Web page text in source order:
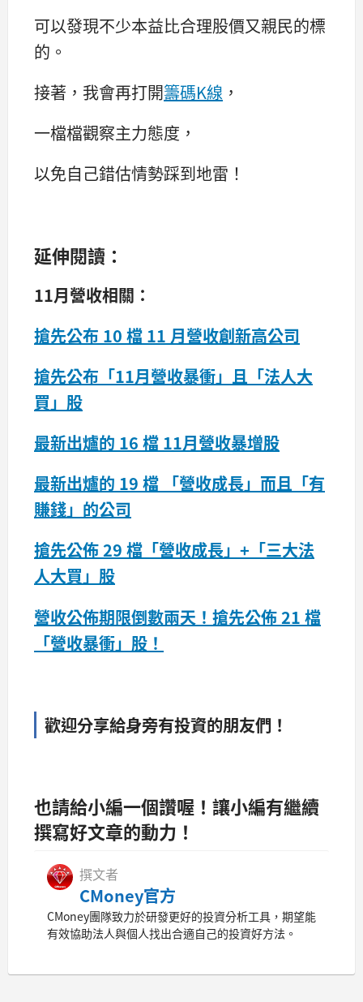
可以發現不少本益比合理股價又親民的標
的。
接著，我會再打開籌碼K線 ，
一檔檔觀察主力態度，
以免自己錯估情勢踩到地雷！
延伸閱讀：
11月營收相關：
搶先公布 10 檔 11 月營收創新高公司
搶先公布「11月營收暴衝」且「法人大
買」股
最新出爐的 16 檔 11月營收暴增股
最新出爐的 19 檔 「營收成長」而且「有
賺錢」的公司
搶先公佈 29 檔「營收成長」+「三大法
人大買」股
營收公佈期限倒數兩天！搶先公佈 21 檔
「營收暴衝」股！
歡迎分享給身旁有投資的朋友們！
也請給小編一個讚喔！讓小編有繼續
撰寫好文章的動力！
撰文者
CMoney官方
CMoney團隊致力於研發更好的投資分析工具，期望能
有效協助法人與個人找出合適自己的投資好方法。